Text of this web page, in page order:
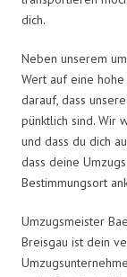
dich.
Neben unserem
Wert auf eine
darauf, dass
pünktlich sind. Wir
und dass du dich
dass deine
Bestimmungsort
Umzugsmeister
Breisgau ist dein